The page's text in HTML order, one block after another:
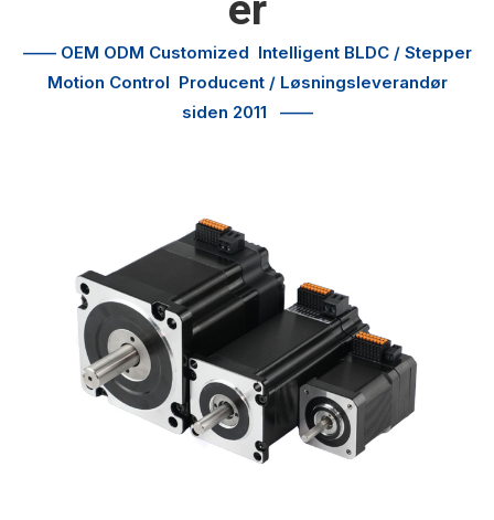
—— OEM ODM Customized Intelligent BLDC / Stepper
Motion Control Producent / Løsningsleverandør
siden 2011
——